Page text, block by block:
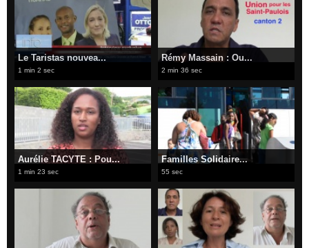
Le Taristas nouvea...
1 min 2 sec
Rémy Massain : Ou...
2 min 36 sec
Aurélie TACYTE : Pou...
1 min 23 sec
Familles Solidaire...
55 sec